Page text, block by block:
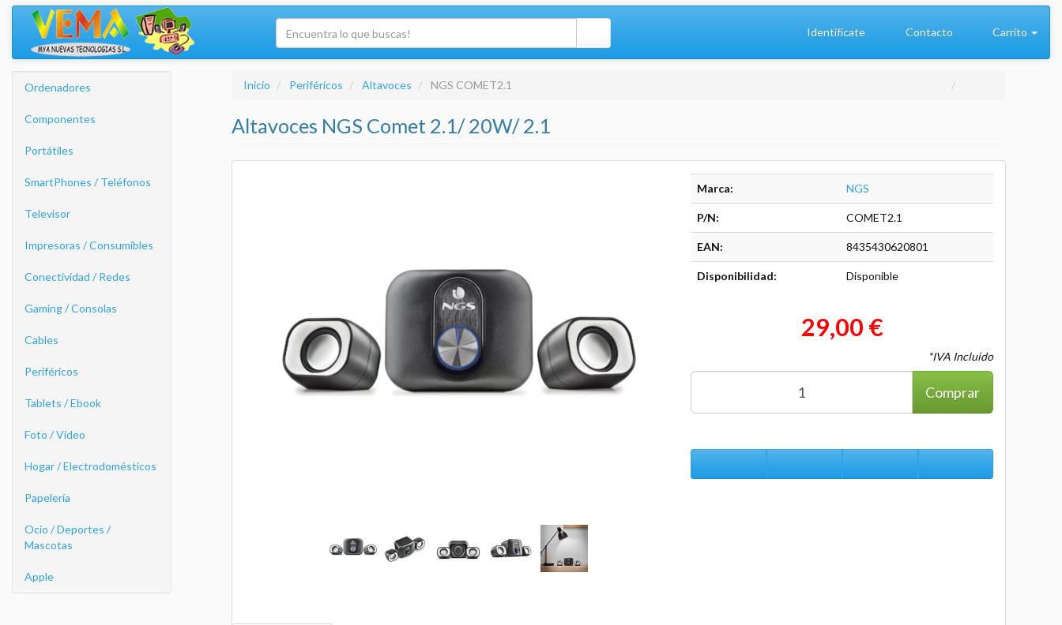
Identifícate Contacto Carrito
Ordenadores
Componentes
Portátiles
SmartPhones / Teléfonos
Televisor
Impresoras / Consumibles
Conectividad / Redes
Gaming / Consolas
Cables
Periféricos
Tablets / Ebook
Foto / Video
Hogar / Electrodomésticos
Papelería
Ocio / Deportes /
Mascotas
Apple
Inicio Periféricos Altavoces NGS COMET2.1
Altavoces NGS Comet 2.1/ 20W/ 2.1
Marca: NGS
P/N: COMET2.1
EAN: 8435430620801
Disponibilidad: Disponible
29,00 €
*IVA Incluido
Comprar